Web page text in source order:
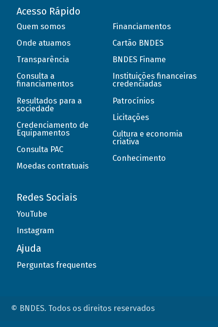
Acesso Rápido
Quem somos
Onde atuamos
Transparência
Consulta a
financiamentos
Resultados para a
sociedade
Credenciamento de
Equipamentos
Consulta PAC
Moedas contratuais
Financiamentos
Cartão BNDES
BNDES Finame
Instituições financeiras
credenciadas
Patrocínios
Licitações
Cultura e economia
criativa
Conhecimento
Redes Sociais
YouTube
Instagram
Ajuda
Perguntas frequentes
© BNDES. Todos os direitos reservados